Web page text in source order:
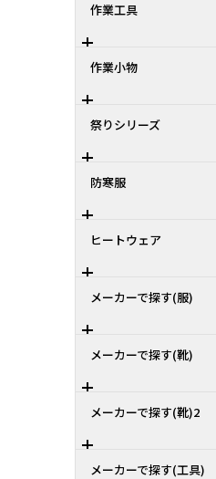
作業工具
作業小物
祭りシリーズ
防寒服
ヒートウェア
メーカーで探す(服)
メーカーで探す(靴)
メーカーで探す(靴)2
メーカーで探す(工具)